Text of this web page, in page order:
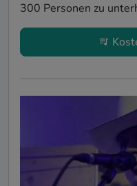
300 Personen zu